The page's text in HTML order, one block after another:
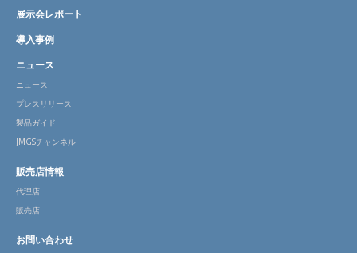
展示会レポート
導入事例
ニュース
ニュース
プレスリリース
製品ガイド
JMGSチャンネル
販売店情報
代理店
販売店
お問い合わせ